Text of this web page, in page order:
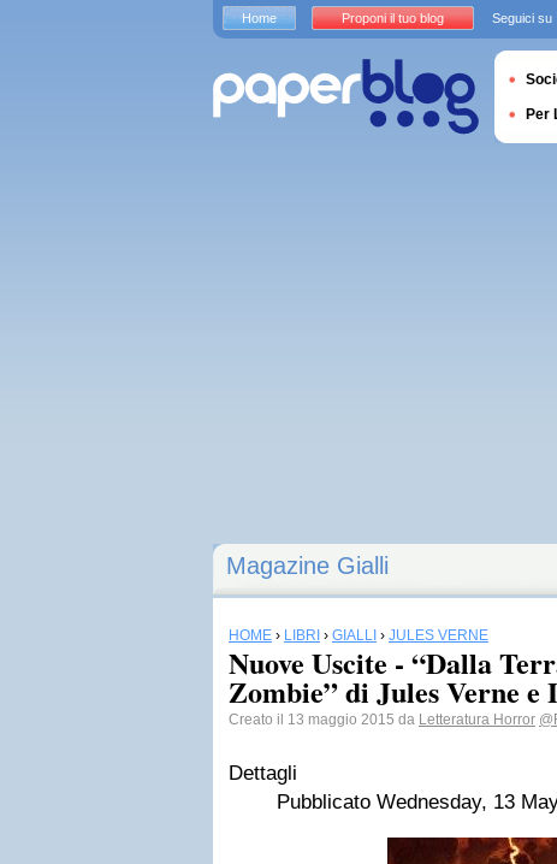
Magazine Gialli
HOME › LIBRI › GIALLI › JULES VERNE
Nuove Uscite - “Dalla
Zombie” di Jules Verne
Creato il 13 maggio 2015 da Letteratura Horror
Dettagli
Pubblicato Wednesday, 13
Home Proponi il tuo blog Seguici su
Per